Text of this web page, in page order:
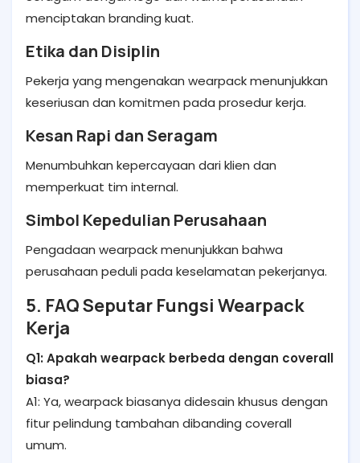
menciptakan branding kuat.
Etika dan Disiplin
Pekerja yang mengenakan wearpack menunjukkan
keseriusan dan komitmen pada prosedur kerja.
Kesan Rapi dan Seragam
Menumbuhkan kepercayaan dari klien dan
memperkuat tim internal.
Simbol Kepedulian Perusahaan
Pengadaan wearpack menunjukkan bahwa
perusahaan peduli pada keselamatan pekerjanya.
5. FAQ Seputar Fungsi Wearpack
Kerja
Q1: Apakah wearpack berbeda dengan coverall
biasa?
A1: Ya, wearpack biasanya didesain khusus dengan
fitur pelindung tambahan dibanding coverall
umum.